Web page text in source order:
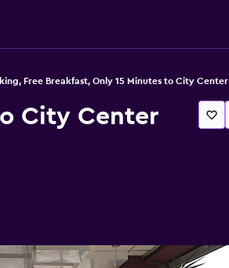
Free Breakfast, Only 15 Minutes to City Center
City Center